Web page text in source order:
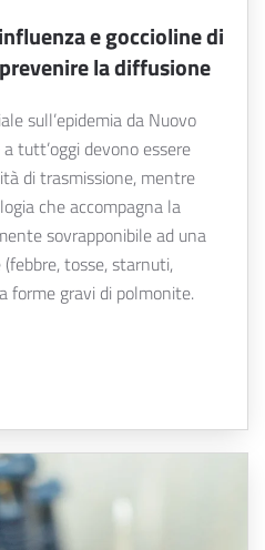
e goccioline di
la diffusione
sull’epidemia da Nuovo
tutt’oggi devono essere
di trasmissione, mentre
che accompagna la
sovrapponibile ad una
tosse, starnuti,
forme gravi di polmonite.